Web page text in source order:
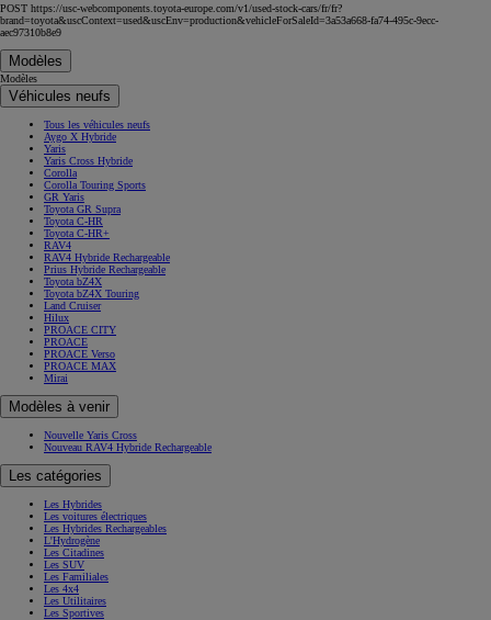
POST https://usc-webcomponents.toyota-europe.com/v1/used-stock-cars/fr/fr?
brand=toyota&uscContext=used&uscEnv=production&vehicleForSaleId=3a53a668-fa74-495c-9ecc-
aec97310b8e9
Modèles
Modèles
Véhicules neufs
Tous les véhicules neufs
Aygo X Hybride
Yaris
Yaris Cross Hybride
Corolla
Corolla Touring Sports
GR Yaris
Toyota GR Supra
Toyota C-HR
Toyota C-HR+
RAV4
RAV4 Hybride Rechargeable
Prius Hybride Rechargeable
Toyota bZ4X
Toyota bZ4X Touring
Land Cruiser
Hilux
PROACE CITY
PROACE
PROACE Verso
PROACE MAX
Mirai
Modèles à venir
Nouvelle Yaris Cross
Nouveau RAV4 Hybride Rechargeable
Les catégories
Les Hybrides
Les voitures électriques
Les Hybrides Rechargeables
L'Hydrogène
Les Citadines
Les SUV
Les Familiales
Les 4x4
Les Utilitaires
Les Sportives